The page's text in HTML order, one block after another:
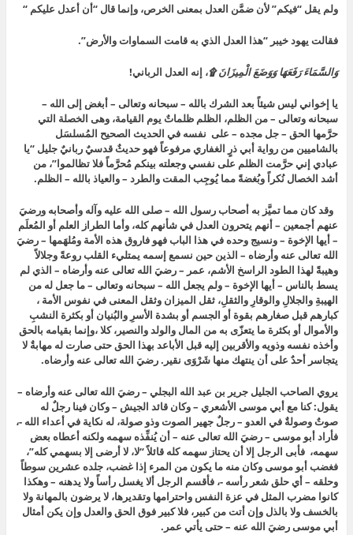
ولم يقل “فيكم” لأن ضمَّن العدل بمعنى الخرص، وإنما قال “أن أعدل عليكم “
فقالت يهود خيبر “هذا العدل الذي به قامت السماوات والأرض”.
وَالسَّمَاءَ رَفَعَهَا وَوَضَعَ الْمِيزَانَ ۩، إنه العدل الرباني!
يا إخواني ليس شيئاً بعد الشرك بالله – سبحانه وتعالى – أبغض إلى الله –
سبحانه وتعالى – من الظلم، الظلم ظلماتٌ يوم القيامة، وهى الخصلة التي
حرَّمها الحق – جل مجده – على نفسه في الحديث الصحيح المُسلسَل
بالشاميين من رواية أبي ذرٍ الغفاري مرفوعاً فهو حديثٌ قدسيٌ ربانيٌ جليل “يا
عبادي إني حرَّمت الظلم على نفسي وجعلته بينكم مُحرَّماً فلا تظالموا”، من
أشد الخصال نُكراً وبُغضةً مما يُوجِب المقت والطرد – والعياذ بالله – الظلم.
وقد كان مما تميَّز به أصحاب رسول الله – صلى الله عليه وآله وأصحابه ورضيَ
عنهم أجمعين – أنهم يتحرون العدل في شأنهم كله، وأما الطراز العلم أو المُعلَم
– أيها الإخوة – ونسيج وحده في هذا الباب فهو فاروق هذه الأمة ومُلهَمها – رضيَ
الله تعالى عنه وأرضاه – الذين حين نسمع إسمه يمتليء القلب روعةً وجلالاً
وهيبةً لهذا الطود الراسخ الأشم، عمر – رضيَ الله تعالى عنه وأرضاه – الذي لم
يسط بالناس – أيها الإخوة – ولم يجعل الله – سبحانه وتعالى – ما جعل له من
الهيبةِ والجلالِ والوقارِ والثقلِ، ثقل الميزان وثقل المعنى في نفوس الأمة ،
كبارهم قبل صغارهم بقوة أو الجسم أو بشدة الأسرِ والبُنيان أو بكثرة النشبِ
والأموال أو بكثرة ما يتعزّى به من المال والولد والنصير، كلا ،وإنما بقيامه بالحق
وأخذه نفسه وذويه والأقربين إليه قبل الأباعد بهذا الحق حتى صارت له مهابةٌ لا
يتجاسر أحدٌ على أن ينتهك منها شَرْوَى نقير. رضيَ الله تعالى عنه وأرضاه.
يروي الصاحب الجليل جرير بن عبد الله البجلي – رضيَ الله تعالى عنه وأرضاه –
يقول: كنا مع أبي موسى الأشعري – وكان قائد الجيش – وكان فينا رجلٌ له
صوتٌ وصولةٌ في العدو – رجلٌ جهير الصوت وذو صولة، له نكاية في أعداء الله -،
فأراد أبو موسى – رضيَ الله تعالى عنه – أن يُنفِّذه سهمه ولكنه أعطاه بعض
سهمه، فأبى الرجل إلا أن يحتاز سهمه كله قائلاً “لا، لا أرضى إلا بسهمي كله”،
فغضب أبو موسى وكان منه ما يكون من المرء إذا غضب، جلده عشرين سوطاً
وحلقه – أي حلق شعر رأسه -، فأقسم الرجل ألا يغسل رأساً ولا يدهنه – وهكذا
كانوا مضرب المثل في عزة النفس واحترامها وتقديرها، لا يرضون بالمهانة ولا
بالخسف ولا بالذل وإن أتت من كبير، فلا كبير فوق الحق والعدل وإن يكن أمثال
أبي موسى رضيَ الله عنه – حتى يأتي عمر.